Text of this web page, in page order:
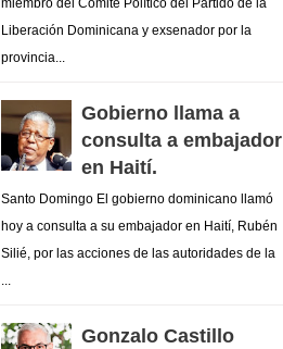
miembro del Comité Político del Partido de la
Liberación Dominicana y exsenador por la
provincia...
Gobierno llama a
consulta a embajador
en Haití.
Santo Domingo El gobierno dominicano llamó
hoy a consulta a su embajador en Haití, Rubén
Silié, por las acciones de las autoridades de la
Gonzalo Castillo